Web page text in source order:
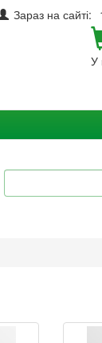
У
Зараз на сайті: